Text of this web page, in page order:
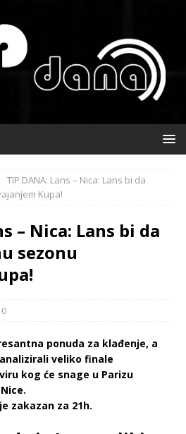
TIP DANA: Lans – Nica: Lans bi da
Kupa!
– Nica: Lans bi da
sezonu
0
ponuda za klađenje, a
veliko finale
kog će snage u Parizu
zakazan za 21h.